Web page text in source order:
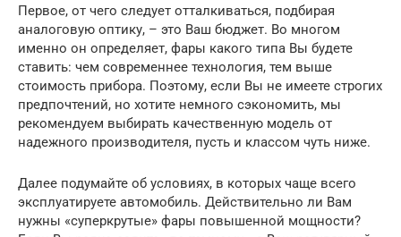
Первое, от чего следует отталкиваться, подбирая
аналоговую оптику, – это Ваш бюджет. Во многом
именно он определяет, фары какого типа Вы будете
ставить: чем современнее технология, тем выше
стоимость прибора. Поэтому, если Вы не имеете строгих
предпочтений, но хотите немного сэкономить, мы
рекомендуем выбирать качественную модель от
надежного производителя, пусть и классом чуть ниже.
Далее подумайте об условиях, в которых чаще всего
эксплуатируете автомобиль. Действительно ли Вам
нужны «суперкрутые» фары повышенной мощности?